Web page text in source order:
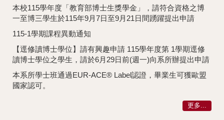
本校115學年度「教育部博士生獎學金」，請符合資格之博
一至博三學生於115年9月7日至9月21日間踴躍提出申請
115-1學期課程異動通知
【逕修讀博⼠學位】請有興趣申請 115學年度第 1學期逕修
讀博⼠學位之學⽣，請於6月29日前(週一)向系所辦提出申請
本系所學士班通過EUR-ACE® Label認證，畢業生可獲歐盟
國家認可。
更多...